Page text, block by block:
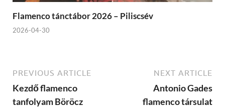
Flamenco tánctábor 2026 – Piliscsév
2026-04-30
PREVIOUS ARTICLE
Kezdő flamenco
tanfolyam Böröcz
NEXT ARTICLE
Antonio Gades
flamenco társulat